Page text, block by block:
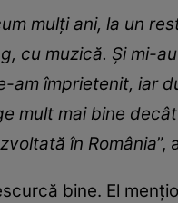
mulți ani, la un
cu muzică. Și mi-
am împrietenit, iar
mult mai bine
în România”,
bine. El